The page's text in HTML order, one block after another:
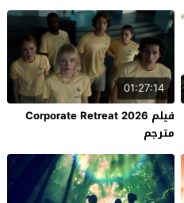
01:27:14
فيلم Corporate Retreat 2026
مترجم